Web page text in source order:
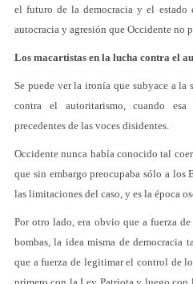
el futuro de la democracia y el
autocracia y agresión que Occidente no
Los macartistas en la lucha contra el
Se puede ver la ironía que subyace a la
contra el autoritarismo, cuando
precedentes de las voces disidentes.
Occidente nunca había conocido tal
que sin embargo preocupaba sólo a los
las limitaciones del caso, y es la época
Por otro lado, era obvio que a fuerza
bombas, la idea misma de democracia
que a fuerza de legitimar el control de